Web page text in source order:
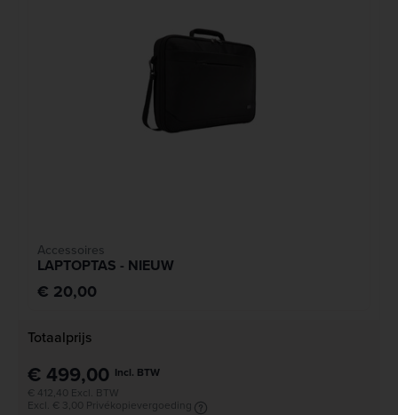
Accessoires
LAPTOPTAS - NIEUW
€ 20,00
Totaalprijs
€ 499,00 Incl. BTW
€ 412,40 Excl. BTW
Excl. € 3,00 Privékopievergoeding